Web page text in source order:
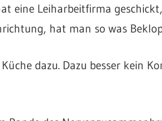
eine Leiharbeitfirma
hat man so was
dazu. Dazu besser kein